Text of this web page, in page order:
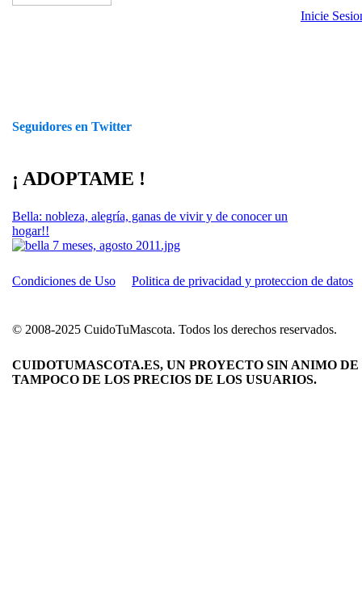
Seguidores en Twitter
¡ ADOPTAME !
Bella: nobleza, alegría, ganas de vivir y de conocer un
hogar!!
Inicie
Condiciones de Uso Politica de privacidad y proteccion de datos
© 2008-2025 CuidoTuMascota. Todos los derechos reservados.
CUIDOTUMASCOTA.ES, UN PROYECTO SIN ANIMO
TAMPOCO DE LOS PRECIOS DE LOS USUARIOS.